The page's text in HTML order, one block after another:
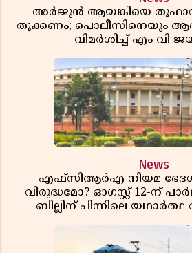
അർജുൻ ആയങ്കിയെ
തൂക്കണം; പൊലീസിനെയും
വിമർശിച്ച് എം വി
News
എഫ്സിആർഎ നിയമ
വിരുദ്ധമോ? ഓഗസ്റ്റ് 12-ന്
ബില്ലിന് പിന്നിലെ